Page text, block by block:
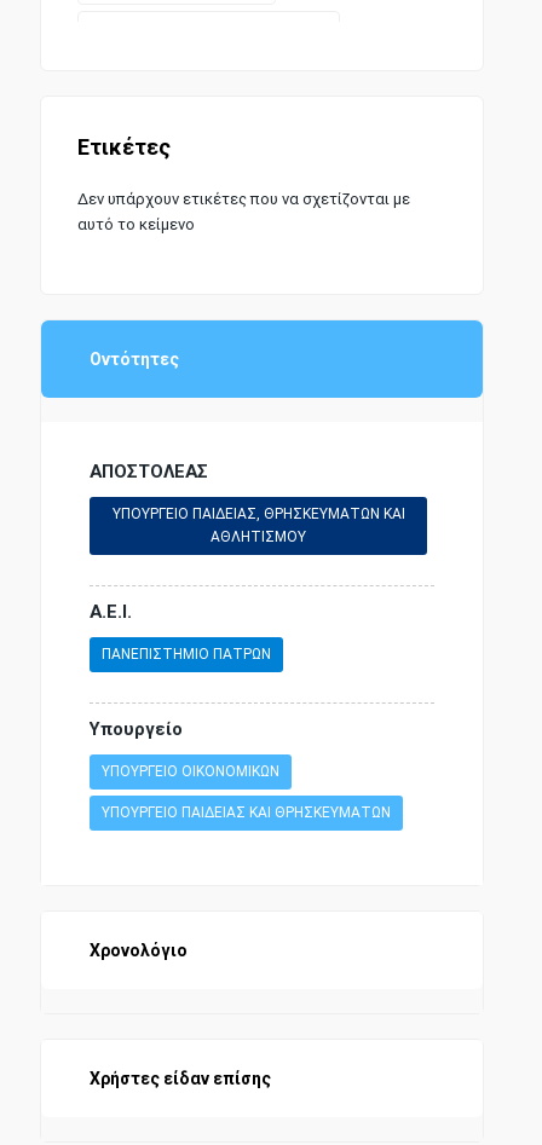
Ετικέτες
Δεν υπάρχουν ετικέτες που να σχετίζονται με
αυτό το κείμενο
Οντότητες
ΑΠΟΣΤΟΛΕΑΣ
ΥΠΟΥΡΓΕΙΟ ΠΑΙΔΕΙΑΣ, ΘΡΗΣΚΕΥΜΑΤΩΝ ΚΑΙ
ΑΘΛΗΤΙΣΜΟΥ
Α.Ε.Ι.
ΠΑΝΕΠΙΣΤΗΜΙΟ ΠΑΤΡΩΝ
Υπουργείο
ΥΠΟΥΡΓΕΙΟ ΟΙΚΟΝΟΜΙΚΩΝ
ΥΠΟΥΡΓΕΙΟ ΠΑΙΔΕΙΑΣ ΚΑΙ ΘΡΗΣΚΕΥΜΑΤΩΝ
Χρονολόγιο
Χρήστες είδαν επίσης